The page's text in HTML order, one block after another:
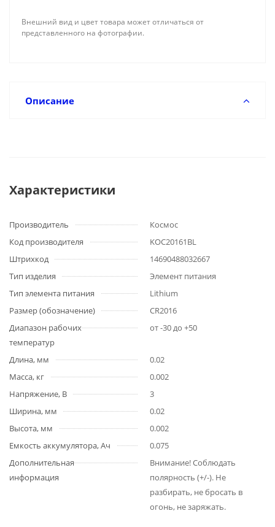
Внешний вид и цвет товара может отличаться от
представленного на фотографии.
Описание
Характеристики
Производитель
Космос
Код производителя
KOC20161BL
Штрихкод
14690488032667
Тип изделия
Элемент питания
Тип элемента питания
Lithium
Размер (обозначение)
CR2016
Диапазон рабочих
температур
от -30 до +50
Длина, мм
0.02
Масса, кг
0.002
Напряжение, В
3
Ширина, мм
0.02
Высота, мм
0.002
Емкость аккумулятора, Ач
0.075
Дополнительная
информация
Внимание! Соблюдать
полярность (+/-). Не
разбирать, не бросать в
огонь, не заряжать.